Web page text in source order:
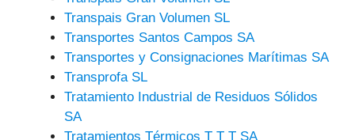
Transpais Gran Volumen SL
Transportes Santos Campos SA
Transportes y Consignaciones Marítimas SA
Transprofa SL
Tratamiento Industrial de Residuos Sólidos
SA
Tratamientos Térmicos T T T SA